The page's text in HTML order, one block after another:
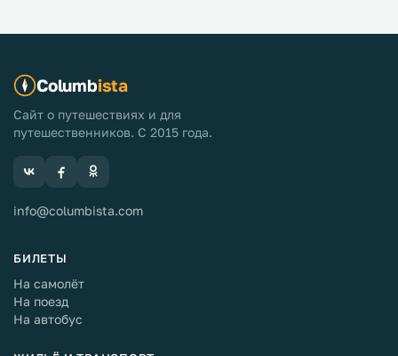
Columbista
Сайт о путешествиях и для
путешественников. С 2015 года.
info@columbista.com
БИЛЕТЫ
На самолёт
На поезд
На автобус